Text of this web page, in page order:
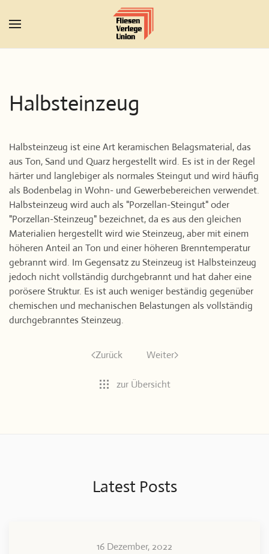
Zum Hauptinhalt springen
Halbsteinzeug
Halbsteinzeug ist eine Art keramischen Belagsmaterial, das
aus Ton, Sand und Quarz hergestellt wird. Es ist in der Regel
härter und langlebiger als normales Steingut und wird häufig
als Bodenbelag in Wohn- und Gewerbebereichen verwendet.
Halbsteinzeug wird auch als "Porzellan-Steingut" oder
"Porzellan-Steinzeug" bezeichnet, da es aus den gleichen
Materialien hergestellt wird wie Steinzeug, aber mit einem
höheren Anteil an Ton und einer höheren Brenntemperatur
gebrannt wird. Im Gegensatz zu Steinzeug ist Halbsteinzeug
jedoch nicht vollständig durchgebrannt und hat daher eine
porösere Struktur. Es ist auch weniger beständig gegenüber
chemischen und mechanischen Belastungen als vollständig
durchgebranntes Steinzeug.
Zurück Weiter
zur Übersicht
Latest Posts
16 Dezember, 2022